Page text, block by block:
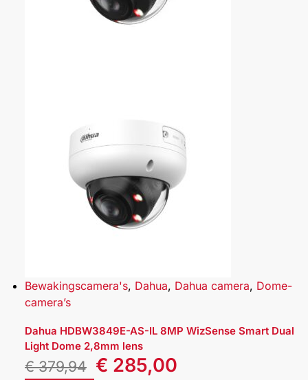
Bewakingscamera's, Dahua, Dahua camera, Dome-
camera’s
Dahua HDBW3849E-AS-IL 8MP WizSense Smart Dual
Light Dome 2,8mm lens
€379,94 € 285,00